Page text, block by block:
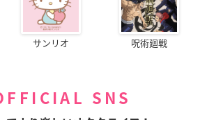
サンリオ 呪術廻戦
SNS